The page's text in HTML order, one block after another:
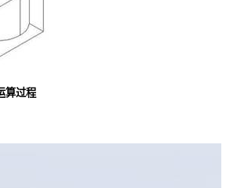
算过程